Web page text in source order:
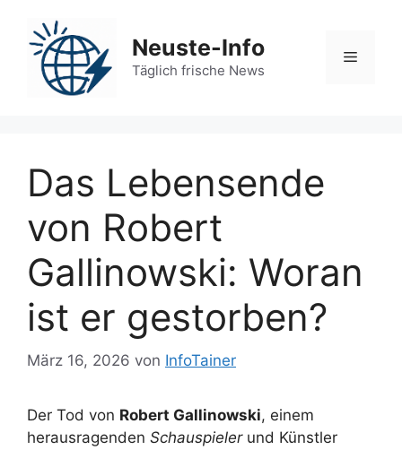
Inhalt
springen
Neuste-Info
Täglich frische News
Menü
Das Lebensende
von Robert
Gallinowski: Woran
ist er gestorben?
März 16, 2026 von InfoTainer
Der Tod von Robert Gallinowski, einem
herausragenden Schauspielerund Künstler